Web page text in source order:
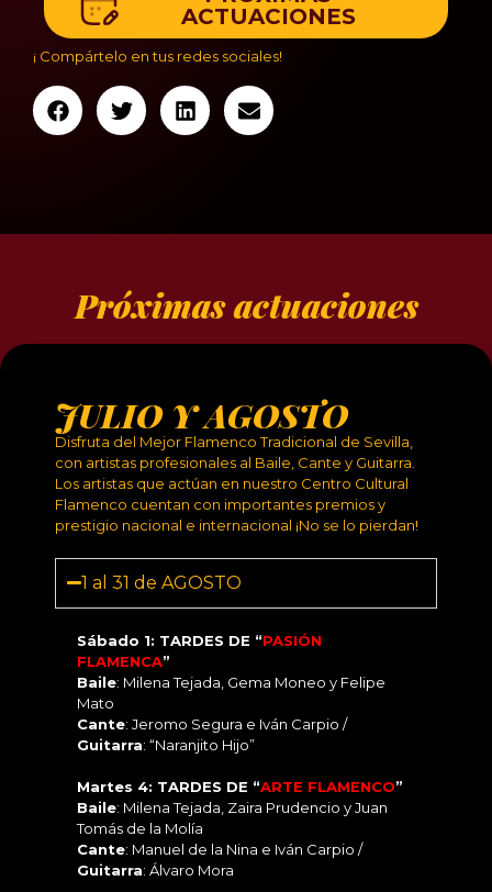
ACTUACIONES
¡ Compártelo en tus redes sociales!
Próximas actuaciones
JULIO Y AGOSTO
Disfruta del Mejor Flamenco Tradicional de Sevilla,
con artistas profesionales al Baile, Cante y Guitarra.
Los artistas que actúan en nuestro Centro Cultural
Flamenco cuentan con importantes premios y
prestigio nacional e internacional ¡No se lo pierdan!
1 al 31 de AGOSTO
Sábado 1: TARDES DE “PASIÓN
FLAMENCA”
Baile: Milena Tejada, Gema Moneo y Felipe
Mato
Cante: Jeromo Segura e Iván Carpio /
Guitarra: “Naranjito Hijo”
Martes 4: TARDES DE “ARTE FLAMENCO”
Baile: Milena Tejada, Zaira Prudencio y Juan
Tomás de la Molía
Cante: Manuel de la Nina e Iván Carpio /
Guitarra: Álvaro Mora